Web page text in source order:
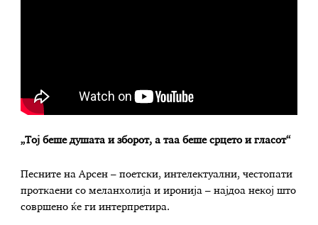
„Тој беше душата и зборот, а таа беше срцето и гласот“
Песните на Арсен – поетски, интелектуални, честопати
проткаени со меланхолија и иронија – најдоа некој што
совршено ќе ги интерпретира.